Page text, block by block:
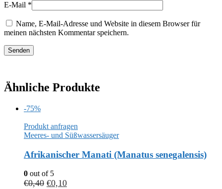
E-Mail *
Name, E-Mail-Adresse und Website in diesem Browser für
meinen nächsten Kommentar speichern.
Ähnliche Produkte
-75%
Produkt anfragen
Meeres- und Süßwassersäuger
Afrikanischer Manati (Manatus senegalensis)
0 out of 5
€0,40 €0,10